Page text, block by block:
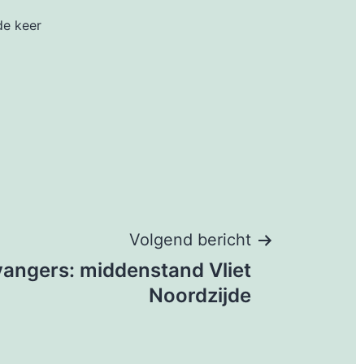
keer
Volgend bericht
middenstand Vliet
Noordzijde